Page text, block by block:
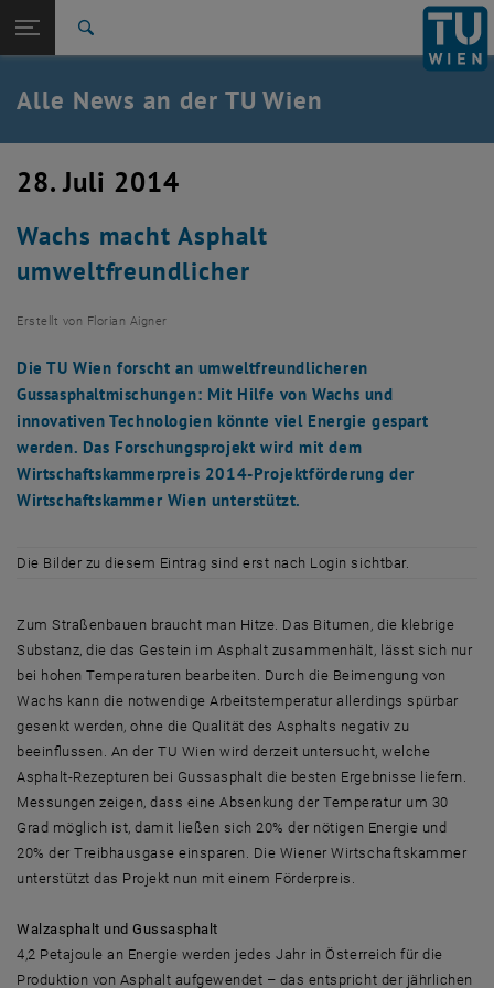
TU Login
Quicklinks
Quicklinks-Menü umschalten
Studium
Karriere
Zurück: Subseiten von TU Wien Startseite auflisten
Zurück zur letzten Ebene:
TU Wien Startseite
Übersicht
Alle News an der TU Wien
28. Juli 2014
Wachs macht Asphalt
umweltfreundlicher
Erstellt von Florian Aigner
Die TU Wien forscht an umweltfreundlicheren
Gussasphaltmischungen: Mit Hilfe von Wachs und
innovativen Technologien könnte viel Energie gespart
werden. Das Forschungsprojekt wird mit dem
Wirtschaftskammerpreis 2014-Projektförderung der
Wirtschaftskammer Wien unterstützt.
Die Bilder zu diesem Eintrag sind erst nach Login sichtbar.
Zum Straßenbauen braucht man Hitze. Das Bitumen, die klebrige
Substanz, die das Gestein im Asphalt zusammenhält, lässt sich nur
bei hohen Temperaturen bearbeiten. Durch die Beimengung von
Wachs kann die notwendige Arbeitstemperatur allerdings spürbar
gesenkt werden, ohne die Qualität des Asphalts negativ zu
beeinflussen. An der TU Wien wird derzeit untersucht, welche
Asphalt-Rezepturen bei Gussasphalt die besten Ergebnisse liefern.
Messungen zeigen, dass eine Absenkung der Temperatur um 30
Grad möglich ist, damit ließen sich 20% der nötigen Energie und
20% der Treibhausgase einsparen. Die Wiener Wirtschaftskammer
unterstützt das Projekt nun mit einem Förderpreis.
Walzasphalt und Gussasphalt
4,2 Petajoule an Energie werden jedes Jahr in Österreich für die
Produktion von Asphalt aufgewendet – das entspricht der jährlichen